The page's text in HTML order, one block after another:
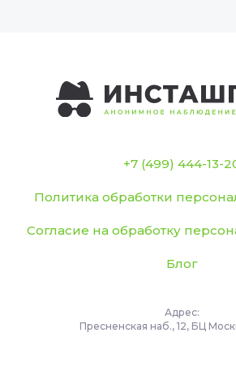
+7 (499) 444-13-
Политика обработки
Согласие на обработку
Блог
Адрес:
Пресненская наб., 12, БЦ